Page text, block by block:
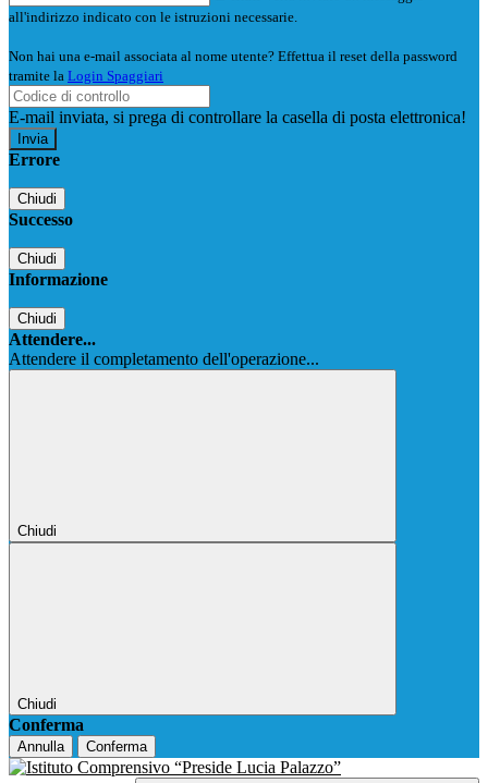
all'indirizzo indicato con le istruzioni necessarie.
Non hai una e-mail associata al nome utente? Effettua il reset della password
tramite la Login Spaggiari
E-mail inviata, si prega di controllare la casella di posta elettronica!
Errore
Chiudi
Successo
Chiudi
Informazione
Chiudi
Attendere...
Attendere il completamento dell'operazione...
Chiudi
Chiudi
Conferma
Annulla Conferma